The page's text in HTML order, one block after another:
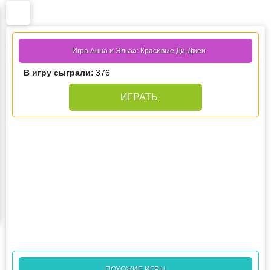
Игра Анна и Эльза: Красивые Ди-Джеи
В игру сыграли: 376
ИГРАТЬ